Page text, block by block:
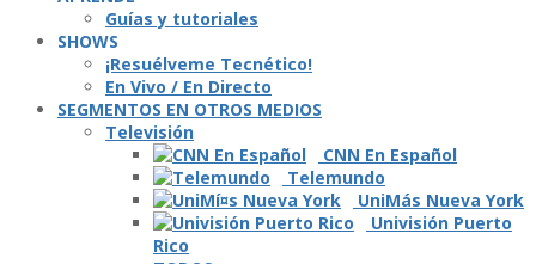
Guí­as y tutoriales
SHOWS
¡Resuélveme Tecnético!
En Vivo / En Directo
SEGMENTOS EN OTROS MEDIOS
Televisión
CNN En Español
Telemundo
UniMás Nueva York
Univisión Puerto
Rico